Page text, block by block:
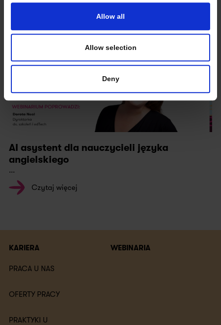
Allow all
Allow selection
Deny
AI asystent dla nauczycieli języka
angielskiego
...
Czytaj więcej
KARIERA
PRACA U NAS
OFERTY PRACY
PRAKTYKI U
WEBINARIA